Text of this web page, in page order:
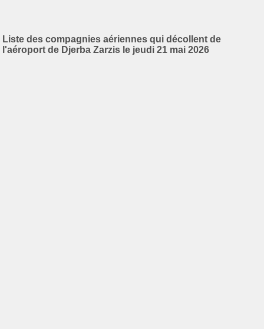
Liste des compagnies aériennes qui décollent de
l'aéroport de Djerba Zarzis le jeudi 21 mai 2026